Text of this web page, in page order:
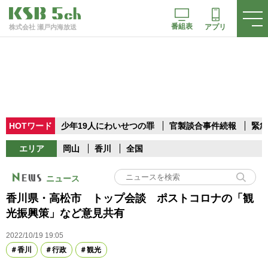
株式会社 瀬戸内海放送 番組表 アプリ
HOTワード 少年19人にわいせつの罪 官製談合事件続報 緊
エリア 岡山 香川 全国
ニュース
香川県・高松市 トップ会談 ポストコロナの「観
光振興策」など意見共有
2022/10/19 19:05
香川
行政 観光